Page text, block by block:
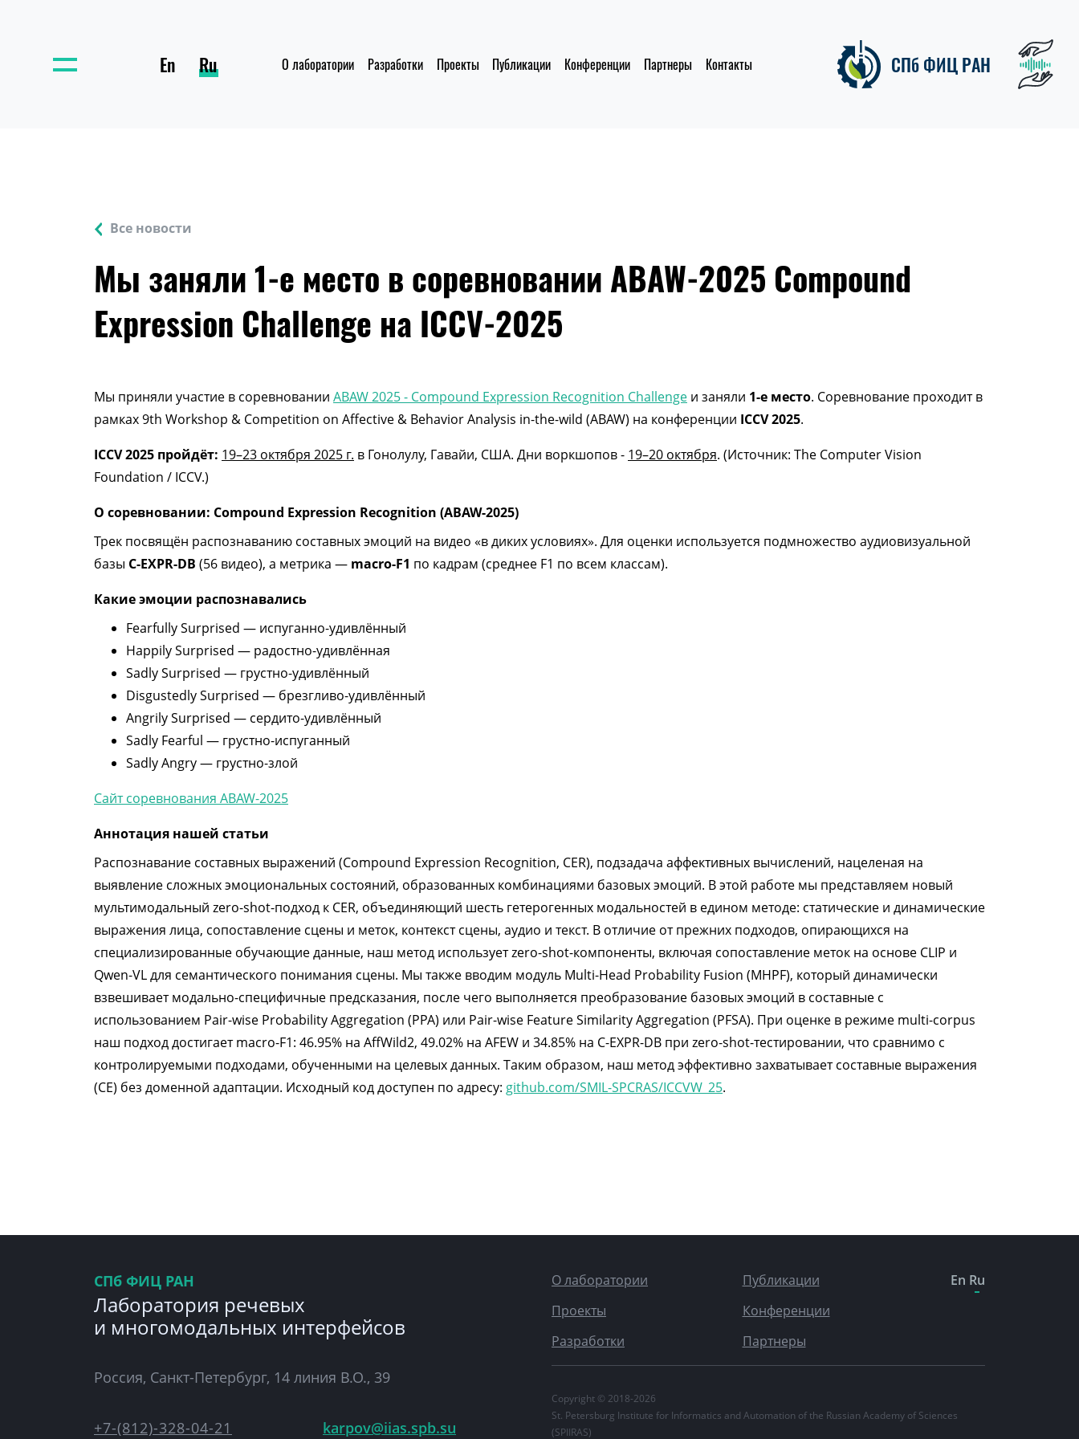
En Ru О лаборатории Разработки Проекты Публикации Конференции Партнеры Контакты СПб ФИЦ РАН
Все новости
Мы заняли 1-е место в соревновании ABAW-2025 Compound
Expression Challenge на ICCV-2025
Мы приняли участие в соревновании ABAW 2025 - Compound Expression Recognition Challenge и заняли 1-е место. Соревнование проходит в
рамках 9th Workshop & Competition on Affective & Behavior Analysis in-the-wild (ABAW) на конференции ICCV 2025.
ICCV 2025 пройдёт: 19–23 октября 2025 г. в Гонолулу, Гавайи, США. Дни воркшопов - 19–20 октября. (Источник: The Computer Vision
Foundation / ICCV.)
О соревновании: Compound Expression Recognition (ABAW-2025)
Трек посвящён распознаванию составных эмоций на видео «в диких условиях». Для оценки используется подмножество аудиовизуальной
базы C-EXPR-DB (56 видео), а метрика — macro-F1 по кадрам (среднее F1 по всем классам).
Какие эмоции распознавались
Fearfully Surprised — испуганно-удивлённый
Happily Surprised — радостно-удивлённая
Sadly Surprised — грустно-удивлённый
Disgustedly Surprised — брезгливо-удивлённый
Angrily Surprised — сердито-удивлённый
Sadly Fearful — грустно-испуганный
Sadly Angry — грустно-злой
Сайт соревнования ABAW-2025
Аннотация нашей статьи
Распознавание составных выражений (Compound Expression Recognition, CER), подзадача аффективных вычислений, нацеленая на
выявление сложных эмоциональных состояний, образованных комбинациями базовых эмоций. В этой работе мы представляем новый
мультимодальный zero-shot-подход к CER, объединяющий шесть гетерогенных модальностей в едином методе: статические и динамические
выражения лица, сопоставление сцены и меток, контекст сцены, аудио и текст. В отличие от прежних подходов, опирающихся на
специализированные обучающие данные, наш метод использует zero-shot-компоненты, включая сопоставление меток на основе CLIP и
Qwen-VL для семантического понимания сцены. Мы также вводим модуль Multi-Head Probability Fusion (MHPF), который динамически
взвешивает модально-специфичные предсказания, после чего выполняется преобразование базовых эмоций в составные с
использованием Pair-wise Probability Aggregation (PPA) или Pair-wise Feature Similarity Aggregation (PFSA). При оценке в режиме multi-corpus
наш подход достигает macro-F1: 46.95% на AffWild2, 49.02% на AFEW и 34.85% на C-EXPR-DB при zero-shot-тестировании, что сравнимо с
контролируемыми подходами, обученными на целевых данных. Таким образом, наш метод эффективно захватывает составные выражения
(CE) без доменной адаптации. Исходный код доступен по адресу: github.com/SMIL-SPCRAS/ICCVW_25.
СПб ФИЦ РАН
Лаборатория речевых
и многомодальных интерфейсов
О лаборатории
Проекты
Разработки
Публикации
Конференции
Партнеры
En Ru
Россия, Санкт-Петербург, 14 линия В.О., 39
+7-(812)-328-04-21 karpov@iias.spb.su
Copyright © 2018-2026
St. Petersburg Institute for Informatics and Automation of the Russian Academy of Sciences
(SPIIRAS)